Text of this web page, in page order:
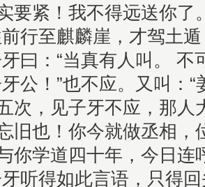
要紧！我不得远送你了
行至麒麟崖，才驾土
曰：“当真有人叫。 不
公！”也不应。又叫：
次，见子牙不应，那人
旧也！你今就做丞相，
你学道四十年，今日连
牙听得如此言语，只得